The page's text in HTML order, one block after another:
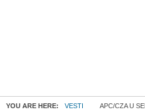
YOU ARE HERE: VESTI APC/CZA U